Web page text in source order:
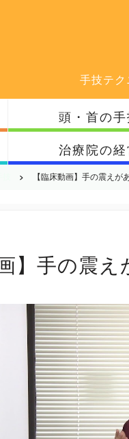
手技テク
頭・首の手
治療院の経
【臨床動画】手の震えが
】手の震